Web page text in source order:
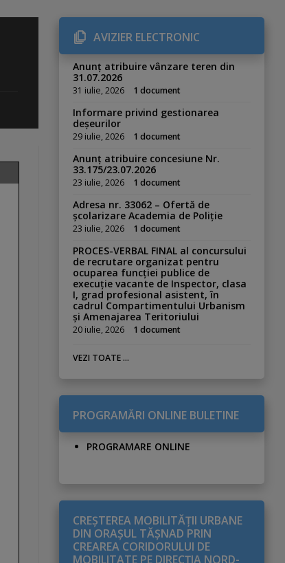
AVIZIER ELECTRONIC
Anunț atribuire vânzare teren din
31.07.2026
31 iulie, 2026 1 document
Informare privind gestionarea
deșeurilor
29 iulie, 2026 1 document
Anunț atribuire concesiune Nr.
33.175/23.07.2026
23 iulie, 2026 1 document
Adresa nr. 33062 – Ofertă de
școlarizare Academia de Poliție
23 iulie, 2026 1 document
PROCES-VERBAL FINAL al concursului
de recrutare organizat pentru
ocuparea funcției publice de
execuție vacante de Inspector, clasa
I, grad profesional asistent, în
cadrul Compartimentului Urbanism
și Amenajarea Teritoriului
20 iulie, 2026 1 document
VEZI TOATE ...
PROGRAMĂRI ONLINE BULETINE
PROGRAMARE ONLINE
CREŞTEREA MOBILITĂŢII URBANE
DIN ORAŞUL TĂŞNAD PRIN
CREAREA CORIDORULUI DE
MOBILITATE PE DIRECŢIA NORD-